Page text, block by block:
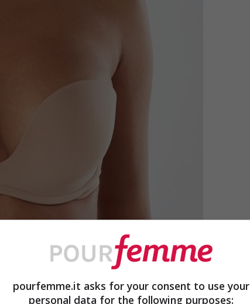
pourfemme.it asks for your consent to use your
personal data for the following purposes: